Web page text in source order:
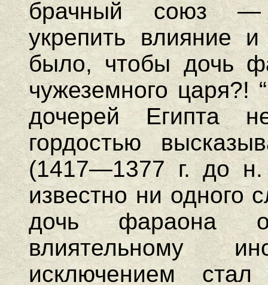
брачный союз —
укрепить влияние
было, чтобы дочь
чужеземного царя?!
дочерей Египта
гордостью
(1417—1377 г. до
известно ни одного
дочь фараона
влиятельному
исключением